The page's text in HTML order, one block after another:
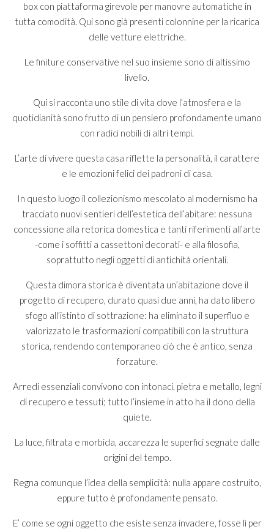
box con piattaforma girevole per manovre automatiche in
tutta comodità. Qui sono già presenti colonnine per la ricarica
delle vetture elettriche.
Le finiture conservative nel suo insieme sono di altissimo
livello.
Qui si racconta uno stile di vita dove l’atmosfera e la
quotidianità sono frutto di un pensiero profondamente umano
con radici nobili di altri tempi.
L’arte di vivere questa casa riflette la personalità, il carattere
e le emozioni felici dei padroni di casa.
In questo luogo il collezionismo mescolato al modernismo ha
tracciato nuovi sentieri dell’estetica dell’abitare: nessuna
concessione alla retorica domestica e tanti riferimenti all’arte
-come i soffitti a cassettoni decorati- e alla filosofia,
soprattutto negli oggetti di antichità orientali.
Questa dimora storica è diventata un’abitazione dove il
progetto di recupero, durato quasi due anni, ha dato libero
sfogo all’istinto di sottrazione: ha eliminato il superfluo e
valorizzato le trasformazioni compatibili con la struttura
storica, rendendo contemporaneo ciò che è antico, senza
forzature.
Arredi essenziali convivono con intonaci, pietra e metallo, legni
di recupero e tessuti; tutto l’insieme in atto ha il dono della
quiete.
La luce, filtrata e morbida, accarezza le superfici segnate dalle
origini del tempo.
Regna comunque l’idea della semplicità: nulla appare costruito,
eppure tutto è profondamente pensato.
E’ come se ogni oggetto che esiste senza invadere, fosse lì per